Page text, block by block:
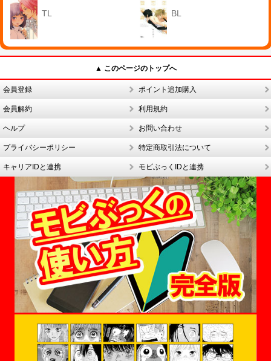
TL BL
▲ このページのトップへ
会員登録 ポイント追加購入
会員解約 利用規約
ヘルプ お問い合わせ
プライバシーポリシー 特定商取引法について
キャリアIDと連携 モビぶっくIDと連携